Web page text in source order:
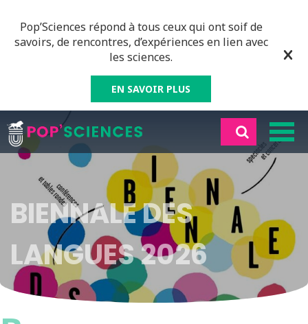
Pop’Sciences répond à tous ceux qui ont soif de
savoirs, de rencontres, d’expériences en lien avec
les sciences.
EN SAVOIR PLUS
BIENNALE DES
LANGUES 2026